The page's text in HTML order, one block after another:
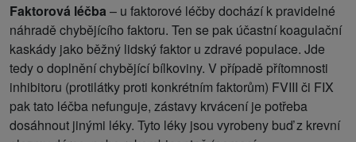
Faktorová léčba – u faktorové léčby dochází k pravidelné
náhradě chybějícího faktoru. Ten se pak účastní koagulační
kaskády jako běžný lidský faktor u zdravé populace. Jde
tedy o doplnění chybějící bílkoviny. V případě přítomnosti
inhibitoru (protilátky proti konkrétním faktorům) FVIII či FIX
pak tato léčba nefunguje, zástavy krvácení je potřeba
dosáhnout jinými léky. Tyto léky jsou vyrobeny buď z krevní